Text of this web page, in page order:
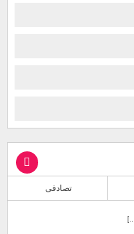
تصادفی